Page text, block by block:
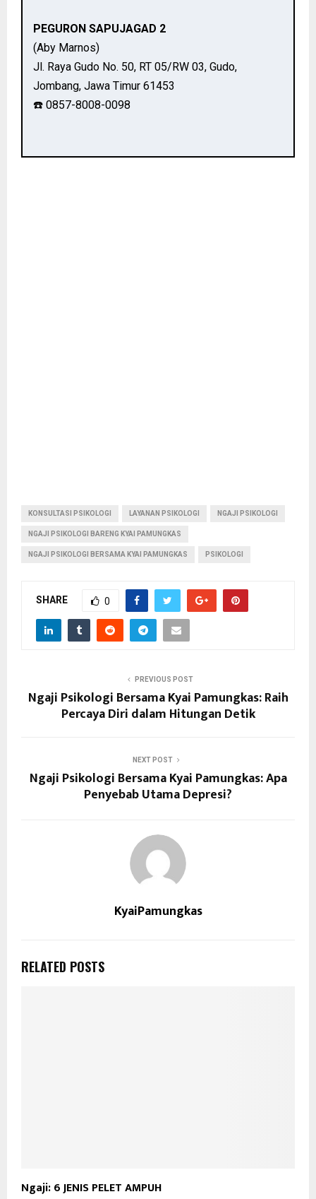
PEGURON SAPUJAGAD 2
(Aby Marnos)
Jl. Raya Gudo No. 50, RT 05/RW 03, Gudo,
Jombang, Jawa Timur 61453
☎️ 0857-8008-0098
KONSULTASI PSIKOLOGI LAYANAN PSIKOLOGI NGAJI PSIKOLOGI
NGAJI PSIKOLOGI BARENG KYAI PAMUNGKAS
NGAJI PSIKOLOGI BERSAMA KYAI PAMUNGKAS PSIKOLOGI
SHARE 0
PREVIOUS POST
Ngaji Psikologi Bersama Kyai Pamungkas: Raih
Percaya Diri dalam Hitungan Detik
NEXT POST
Ngaji Psikologi Bersama Kyai Pamungkas: Apa
Penyebab Utama Depresi?
KyaiPamungkas
RELATED POSTS
Ngaji: 6 JENIS PELET AMPUH